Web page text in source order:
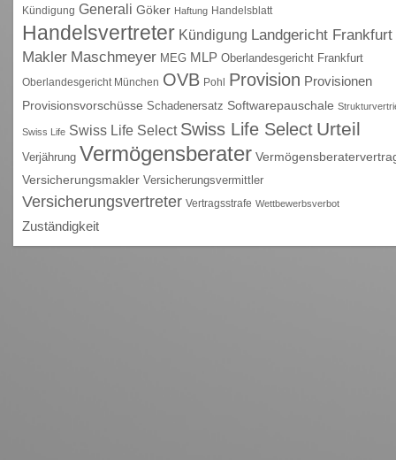
Kündigung Generali Göker Haftung Handelsblatt
Handelsvertreter Kündigung Landgericht Frankfurt
Makler Maschmeyer MEG MLP Oberlandesgericht Frankfurt
Oberlandesgericht München OVB Pohl Provision Provisionen
Provisionsvorschüsse Schadenersatz Softwarepauschale
Swiss Life Swiss Life Select Swiss Life Select Urteil
Verjährung Vermögensberater
Versicherungsmakler Versicherungsvermittler
Versicherungsvertreter Vertragsstrafe Wettbewerbsverbot
Zuständigkeit